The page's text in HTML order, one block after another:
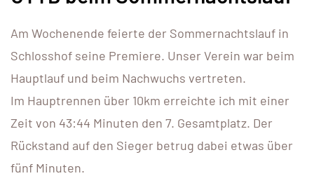
Am Wochenende feierte der Sommernachtslauf in
Schlosshof seine Premiere. Unser Verein war beim
Hauptlauf und beim Nachwuchs vertreten.
Im Hauptrennen über 10km erreichte ich mit einer
Zeit von 43:44 Minuten den 7. Gesamtplatz. Der
Rückstand auf den Sieger betrug dabei etwas über
fünf Minuten.